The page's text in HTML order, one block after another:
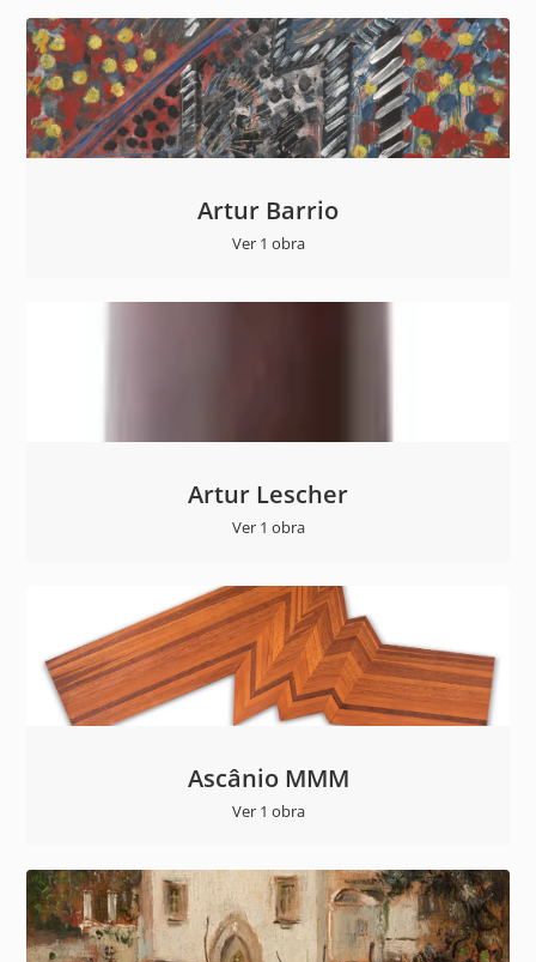
Artur Barrio
Ver 1 obra
Artur Lescher
Ver 1 obra
Ascânio MMM
Ver 1 obra